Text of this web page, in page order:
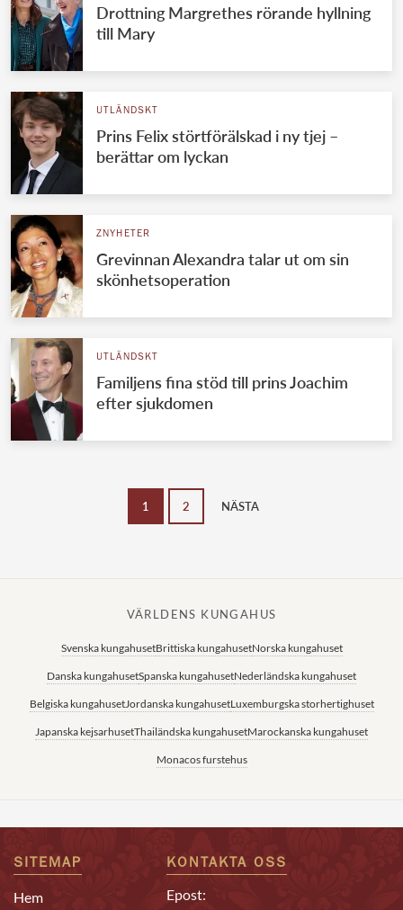
Drottning Margrethes rörande hyllning
till Mary
UTLÄNDSKT
Prins Felix störtförälskad i ny tjej –
berättar om lyckan
ZNYHETER
Grevinnan Alexandra talar ut om sin
skönhetsoperation
UTLÄNDSKT
Familjens fina stöd till prins Joachim
efter sjukdomen
1 2 NÄSTA
VÄRLDENS KUNGAHUS
Svenska kungahusetBrittiska kungahusetNorska kungahuset
Danska kungahusetSpanska kungahusetNederländska kungahuset
Belgiska kungahusetJordanska kungahusetLuxemburgska storhertighuset
Japanska kejsarhusetThailändska kungahusetMarockanska kungahuset
Monacos furstehus
SITEMAP
Hem
KONTAKTA OSS
Epost: